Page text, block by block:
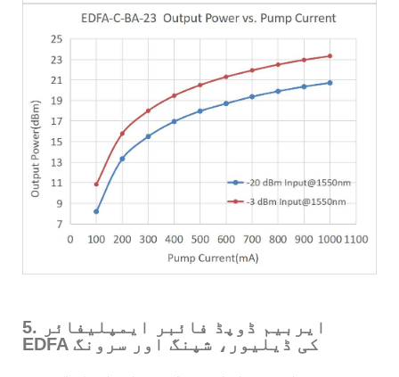
5. ایربیم ڈوپڈ فائبر ایمپلیفائر
EDFA کی ڈیلیور، شپنگ اور سرونگ